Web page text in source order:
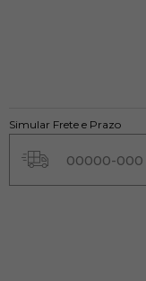
Tomate
Simular Frete e Prazo